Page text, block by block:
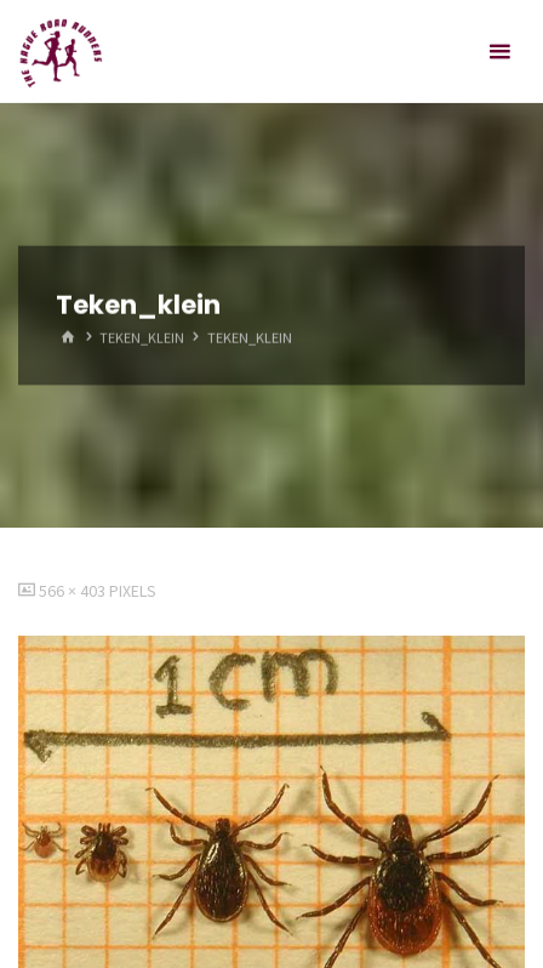
Spring
naar
inhoud
Teken_klein
HOMETEKEN_KLEIN TEKEN_KLEIN
VOLLEDIGE
566 × 403 PIXELS